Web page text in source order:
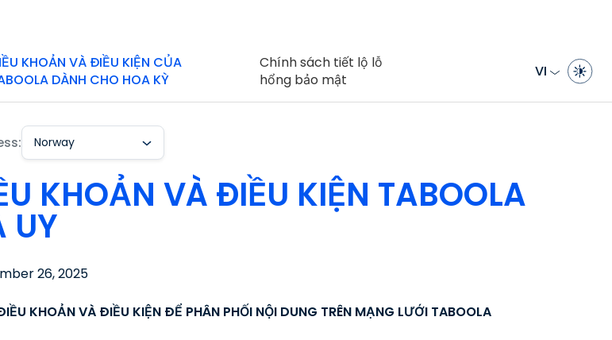
KHOẢN VÀ ĐIỀU KIỆN CỦA
DÀNH CHO HOA KỲ
Chính sách tiết lộ lỗ
hổng bảo mật
VI
Norway
KHOẢN VÀ ĐIỀU KIỆN TABOOLA
UY
26, 2025
KHOẢN VÀ ĐIỀU KIỆN ĐỂ PHÂN PHỐI NỘI DUNG TRÊN MẠNG LƯỚI TABOOLA